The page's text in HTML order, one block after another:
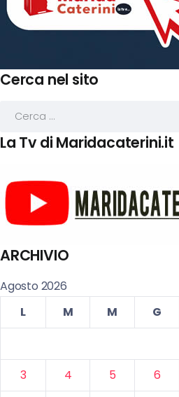
Cerca nel sito
La Tv di Maridacaterini.it
ARCHIVIO
Agosto 2026
L
M M G
3
4 5 6